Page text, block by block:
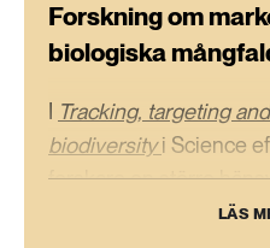
Forskning om
biologiska
I Tracking, targeting
biodiversity i Science
forskare en större
biologiska mångfaldLÄS